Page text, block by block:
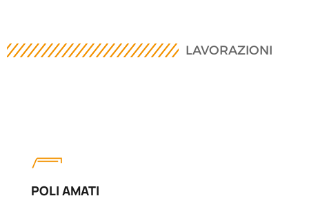
LAVORAZIONI
POLI AMATI